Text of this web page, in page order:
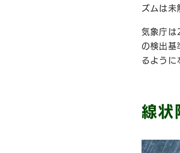
ズムは未
気象庁
の検出基
るように
線状